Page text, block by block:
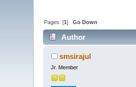
Pages: [1]Go Down
Author
smsirajul
Jr. Member